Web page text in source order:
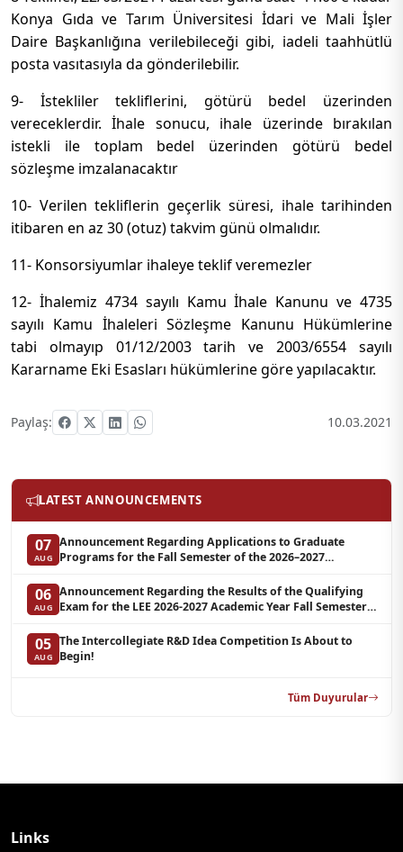
Konya Gıda ve Tarım Üniversitesi İdari ve Mali İşler
Daire Başkanlığına verilebileceği gibi, iadeli taahhütlü
posta vasıtasıyla da gönderilebilir.
9- İstekliler tekliflerini, götürü bedel üzerinden
vereceklerdir. İhale sonucu, ihale üzerinde bırakılan
istekli ile toplam bedel üzerinden götürü bedel
sözleşme imzalanacaktır
10- Verilen tekliflerin geçerlik süresi, ihale tarihinden
itibaren en az 30 (otuz) takvim günü olmalıdır.
11- Konsorsiyumlar ihaleye teklif veremezler
12- İhalemiz 4734 sayılı Kamu İhale Kanunu ve 4735
sayılı Kamu İhaleleri Sözleşme Kanunu Hükümlerine
tabi olmayıp 01/12/2003 tarih ve 2003/6554 sayılı
Kararname Eki Esasları hükümlerine göre yapılacaktır.
Paylaş: 10.03.2021
LATEST ANNOUNCEMENTS
07
AUG
Announcement Regarding Applications to Graduate
Programs for the Fall Semester of the 2026–2027
06
AUG
Announcement Regarding the Results of the Qualifying
Exam for the LEE 2026-2027 Academic Year Fall Semester
05
AUG
The Intercollegiate R&D Idea Competition Is About to
Begin!
Tüm Duyurular
Links